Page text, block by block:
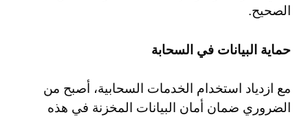
الصحيح.
حماية البيانات في السحابة
مع ازدياد استخدام الخدمات السحابية، أصبح من
الضروري ضمان أمان البيانات المخزنة في هذه